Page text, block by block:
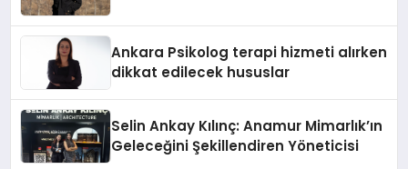
Ankara Psikolog terapi hizmeti alırken
dikkat edilecek hususlar
Selin Ankay Kılınç: Anamur Mimarlık’ın
Geleceğini Şekillendiren Yöneticisi